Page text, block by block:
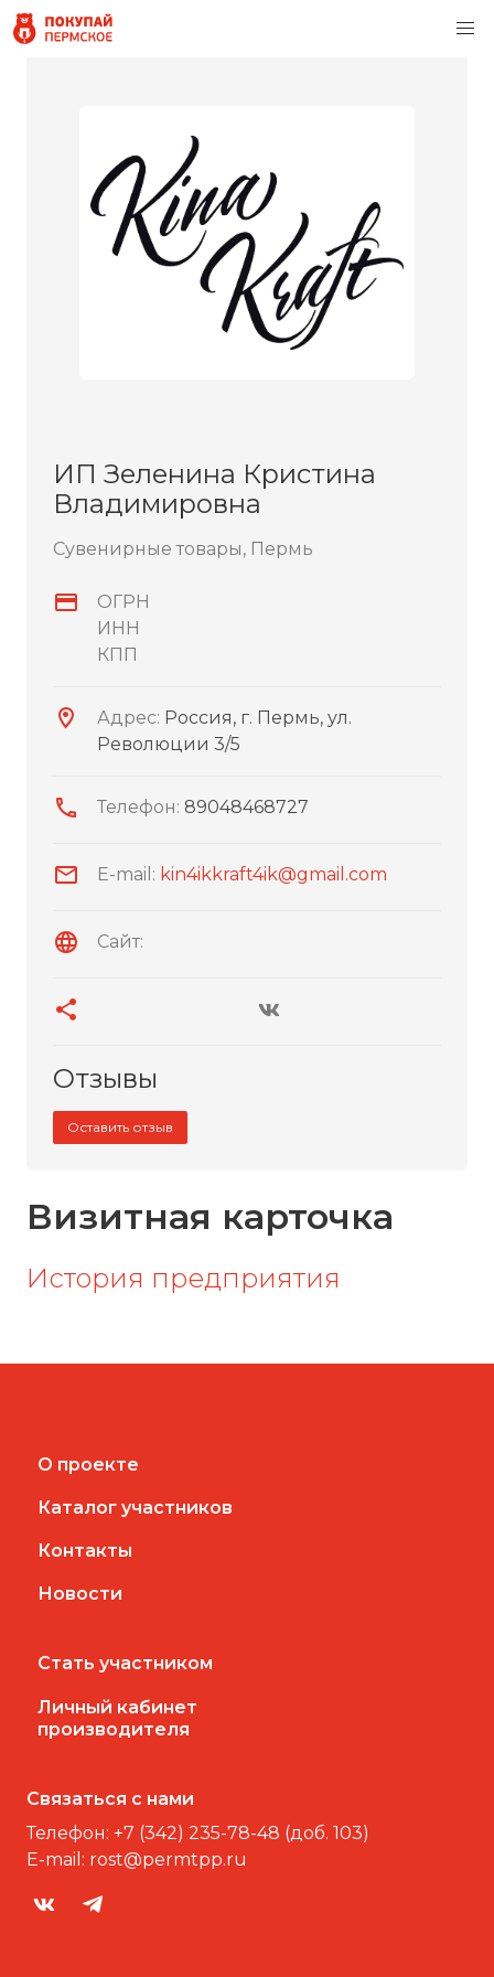
ИП Зеленина Кристина
Владимировна
Сувенирные товары, Пермь
ОГРН
ИНН
КПП
Адрес: Россия, г. Пермь, ул.
Революции 3/5
Телефон: 89048468727
E-mail: kin4ikkraft4ik@gmail.com
Сайт:
Отзывы
Оставить отзыв
Визитная карточка
История предприятия
О проекте
Каталог участников
Контакты
Новости
Стать участником
Личный кабинет
производителя
Связаться с нами
Телефон: +7 (342) 235-78-48 (доб. 103)
E-mail: rost@permtpp.ru